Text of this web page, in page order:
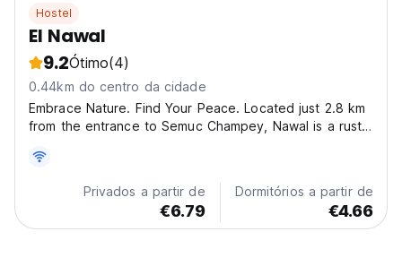
Hostel
El Nawal
9.2Ótimo(4)
0.44km do centro da cidade
Embrace Nature. Find Your Peace. Located just 2.8 km
from the entrance to Semuc Champey, Nawal is a rustic
an authentic nature experience. Surrounded by lush
greenery and fresh mountain air, it’s...
Privados a partir de
€6.79
Dormitórios a partir de
€4.66